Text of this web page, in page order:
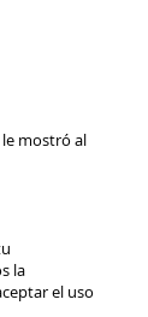
mostró al
la
el uso